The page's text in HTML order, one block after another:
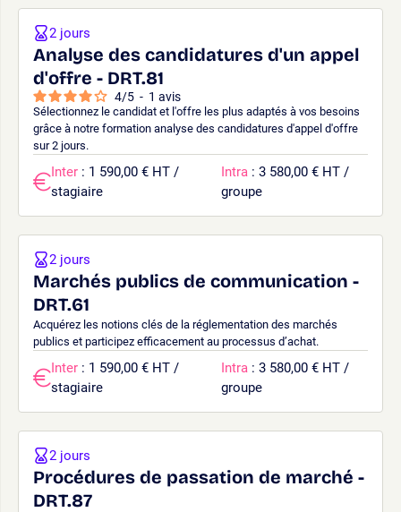
Analyse des candidatures d'un appel
d'offre - DRT.81
4/5 - 1 avis
Sélectionnez le candidat et l'offre les plus adaptés à vos besoins
grâce à notre formation analyse des candidatures d'appel d'offre
sur 2 jours.
2 jours
Inter : 1 590,00 € HT /
stagiaire
Intra : 3 580,00 € HT /
groupe
Marchés publics de communication -
DRT.61
Acquérez les notions clés de la réglementation des marchés
publics et participez efficacement au processus d’achat.
2 jours
Inter : 1 590,00 € HT /
stagiaire
Intra : 3 580,00 € HT /
groupe
Procédures de passation de marché -
DRT.87
2 jours